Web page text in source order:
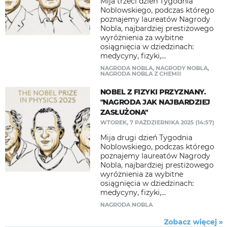
Noblowskiego, podczas którego
poznajemy laureatów Nagrody
Nobla, najbardziej prestiżowego
wyróżnienia za wybitne
osiągnięcia w dziedzinach:
medycyny, fizyki,...
NAGRODA NOBLA, NAGRODY NOBLA,
NAGRODA NOBLA Z CHEMII
NOBEL Z FIZYKI PRZYZNANY.
"NAGRODA JAK NAJBARDZIEJ
ZASŁUŻONA"
WTOREK, 7 PAŹDZIERNIKA 2025 (14:57)
Mija drugi dzień Tygodnia
Noblowskiego, podczas którego
poznajemy laureatów Nagrody
Nobla, najbardziej prestiżowego
wyróżnienia za wybitne
osiągnięcia w dziedzinach:
medycyny, fizyki,...
NAGRODA NOBLA
Zobacz więcej »